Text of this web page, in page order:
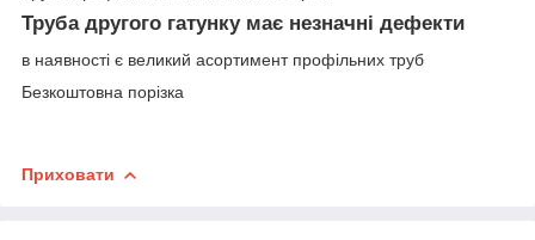
Труба другого гатунку має незначні дефекти
в наявності є великий асортимент профільних труб
Безкоштовна порізка
Приховати